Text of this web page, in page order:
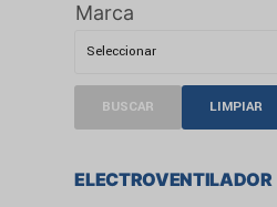
Marca
BUSCAR LIMPIAR
ELECTROVENTILADOR